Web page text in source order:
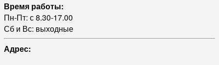
Время работы:
Пн-Пт: с 8.30-17.00
Сб и Вс: выходные
Адрес: